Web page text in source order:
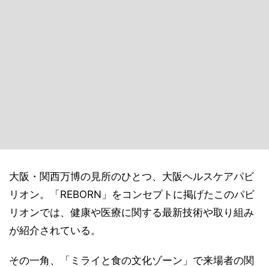
大阪・関西万博の見所のひとつ、大阪ヘルスケアパビ
リオン。「REBORN」をコンセプトに掲げたこのパビ
リオンでは、健康や医療に関する最新技術や取り組み
が紹介されている。
その一角、「ミライと食の文化ゾーン」で来場者の関